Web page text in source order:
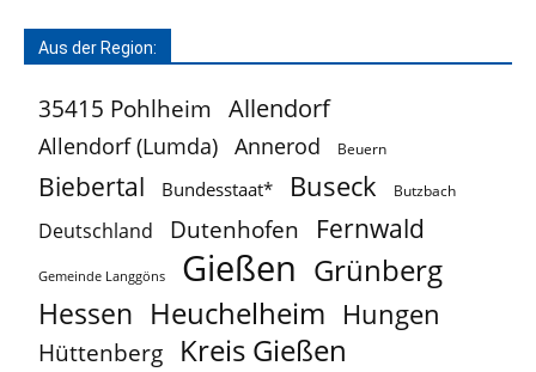
Aus der Region:
35415 Pohlheim Allendorf
Allendorf (Lumda) Annerod Beuern
Biebertal Bundesstaat* Buseck Butzbach
Deutschland Dutenhofen Fernwald
Gemeinde Langgöns Gießen Grünberg
Hessen Heuchelheim Hungen
Hüttenberg Kreis Gießen